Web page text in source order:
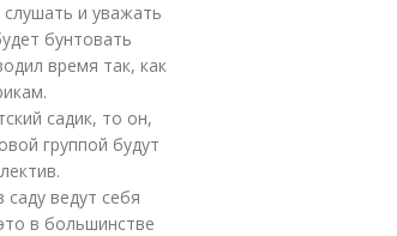
и уважать
бунтовать
время так, как
садик, то он,
группой будут
ведут себя
в большинстве